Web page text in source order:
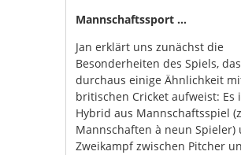
Mannschaftssport …
Jan erklärt uns zunächst die
Besonderheiten des Spiels, das
durchaus einige Ähnlichkeit
britischen Cricket aufweist: Es
Hybrid aus Mannschaftsspiel
Mannschaften à neun Spieler)
Zweikampf zwischen Pitcher